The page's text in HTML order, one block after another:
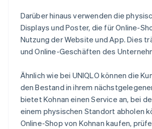
Darüber hinaus verwenden die
Displays und Poster, die für Online-
Nutzung der Website und App. Dies
und Online-Geschäften des
Ähnlich wie bei UNIQLO können die
den Bestand in ihrem
bietet Kohnan einen Service an, bei
einem physischen Standort abholen
Online-Shop von Kohnan kaufen,